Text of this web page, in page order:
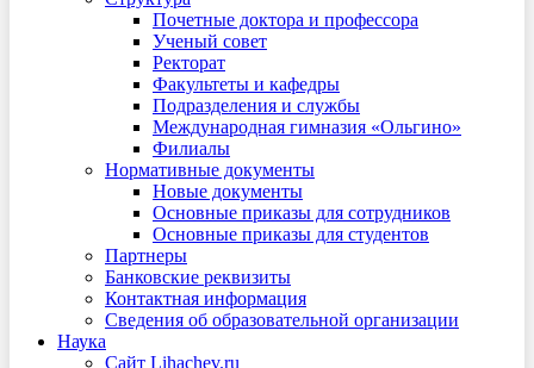
Почетные доктора и профессора
Ученый совет
Ректорат
Факультеты и кафедры
Подразделения и службы
Международная гимназия «Ольгино»
Филиалы
Нормативные документы
Новые документы
Основные приказы для сотрудников
Основные приказы для студентов
Партнеры
Банковские реквизиты
Контактная информация
Сведения об образовательной организации
Наука
Сайт Lihachev.ru